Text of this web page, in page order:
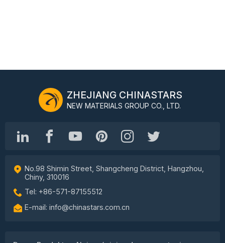
ZHEJIANG CHINASTARS
NEW MATERIALS GROUP CO., LTD.
No.98 Shimin Street, Shangcheng District, Hangzhou,
Chiny, 310016
Tel: +86-571-87155512
E-mail: info@chinastars.com.cn